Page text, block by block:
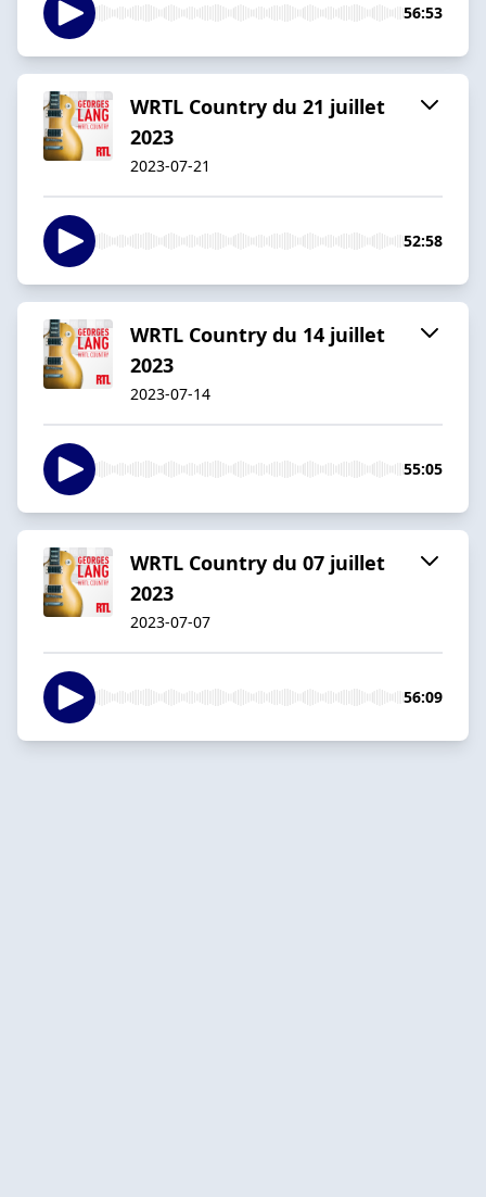
56:53
WRTL Country du 21 juillet
2023
2023-07-21
52:58
WRTL Country du 14 juillet
2023
2023-07-14
55:05
WRTL Country du 07 juillet
2023
2023-07-07
56:09